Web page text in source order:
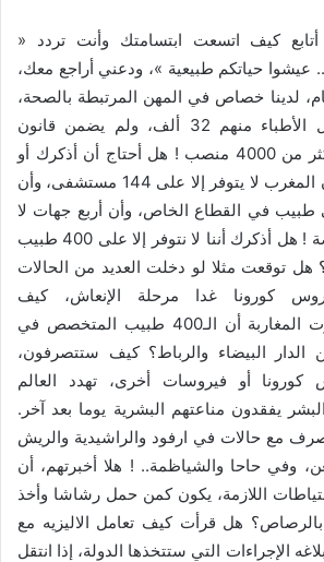
كيف اتسعت ابتسامتك وأنت تردد «
عيشوا حياتكم طبيعية »، ودعني أراجع معك،
لدينا خصاص في المهن المرتبطة بالصحة،
تجاوز 97 ألف، يشكل الأطباء منهم 32 ألف، ولم يضمن قانون
المالية لهذه السنة، أكثر من 4000 منصب ! هل أحتاج أن أذكرك أو
يذكرك وزير الصحة، أن المغرب لا يتوفر إلا على 144 مستشفى، وأن
طبيب في القطاع الخاص، وأن أربع جهات لا
تتوفر على مصحة خاصة ! هل أذكرك أننا لا نتوفر إلا على 400 طبيب
توقعت مثلا لو دخلت العديد من الحالات
كورونا غدا مرحلة الإنعاش، كيف
ستتصرفون؟ هلا أخبرت المغاربة أن الـ400 طبيب المتخصص في
الدار البيضاء والرباط؟ كيف ستتصرفون،
كورونا أو فيروسات أخرى، تهدد العالم
يفقدون مناعتهم البشرية يوما بعد آخر.
مع حالات في ارفود والراشيدية والريش
وفي حاحا والشياظمة.. ! هلا أخبرتهم، أن
اللازمة، يكون كمن حمل رشاشا وأخذ
هل قرأت كيف تعامل الاليزيه مع
الإجراءات التي ستتخذها الدولة، إذا انتقل